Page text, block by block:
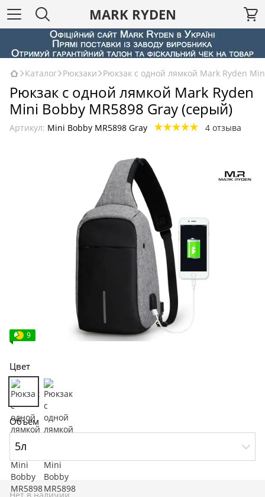
MARK RYDEN
Каталог Рюкзаки Рюкзак с одной лямкой Mark Ryden
Рюкзак с одной лямкой Mark Ryden
Mini Bobby MR5898 Gray (серый)
Артикул: Mini Bobby MR5898 Gray 4 отзыва
9
Цвет
Объем
5л
Нет в наличии